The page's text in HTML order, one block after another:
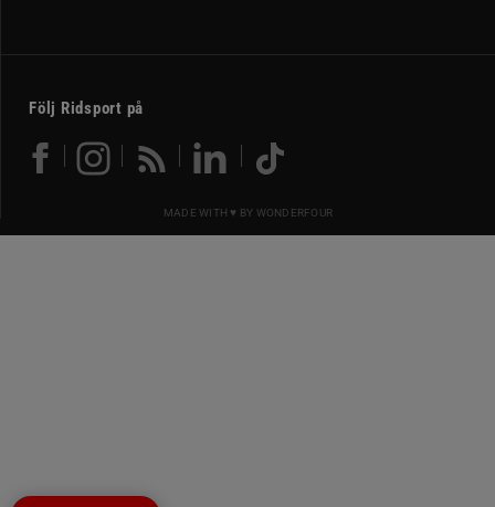
Följ Ridsport på
MADE WITH ♥ BY WONDERFOUR